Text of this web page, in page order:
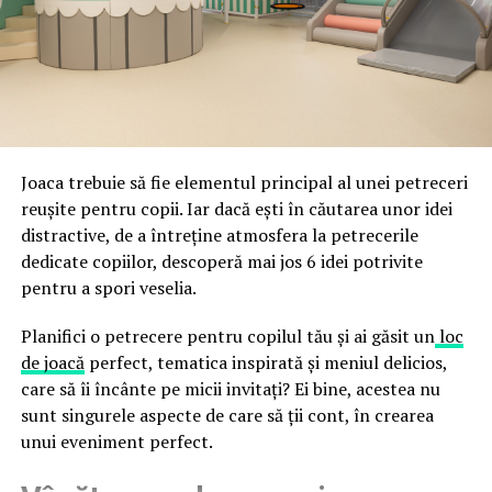
astfel încât confortul și estetica să funcționeze
împreună, nu în tensiune una cu cealaltă, pe toată
durata de viață a amenajării, indiferent de câte sezoane
fraude care exploatează încrederea în brand.
Directoratul Național de Securitate Cibernetică (DNSC)
false până la tentative de furt al datelor personale și
financiare. Instituția recomandă verificarea atentă a
sursei mesajelor și raportarea incidentelor la numărul
unic 1911.
Campaniile identificate în ultimele săptămâni folosesc
false de streaming, coduri QR malițioase și mesaje care
promit bilete, rambursări, premii sau acces gratuit la
meciuri. FBI a emis în luna mai un avertisment privind
site-urile care clonează platforma oficială prin
modificări minore ale denumirii domeniului, precum
Joaca trebuie să fie elementul principal al unei petreceri
reușite pentru copii. Iar dacă ești în căutarea unor idei
distractive, de a întreține atmosfera la petrecerile
dedicate copiilor, descoperă mai jos 6 idei potrivite
pentru a spori veselia.
Planifici o petrecere pentru copilul tău și ai găsit unloc
de joacăperfect, tematica inspirată și meniul delicios,
care să îi încânte pe micii invitați? Ei bine, acestea nu
sunt singurele aspecte de care să ții cont, în crearea
unui eveniment perfect.